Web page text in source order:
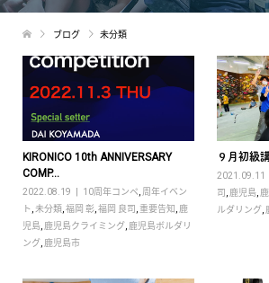
ブログ 未分類
KIRONICO 10th ANNIVERSARY
COMP...
2022.08.19 10周年コンペ, 周年イベン
ト,未分類,福岡 彰,福岡 良司 ,重要告知 ,鹿
児島,鹿児島クライミング ,鹿児島ボルダリ
ング ,鹿児島市
９月初級
2021.09.11
司 ,鹿児島,
ルダリング ,